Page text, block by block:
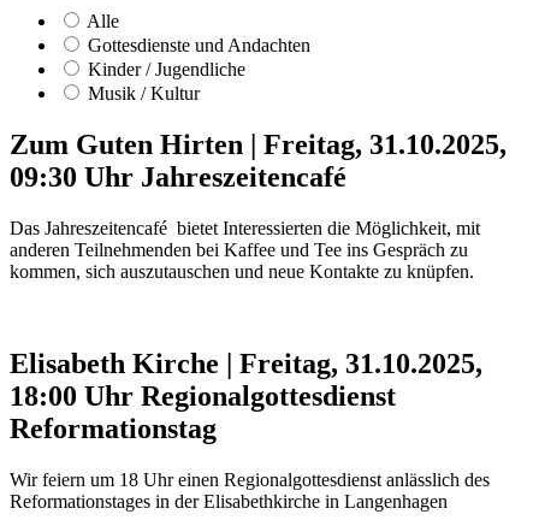
Alle
Gottesdienste und Andachten
Kinder / Jugendliche
Musik / Kultur
Zum Guten Hirten | Freitag, 31.10.2025,
09:30 Uhr Jahreszeitencafé
Das Jahreszeitencafé bietet Interessierten die Möglichkeit, mit
anderen Teilnehmenden bei Kaffee und Tee ins Gespräch zu
kommen, sich auszutauschen und neue Kontakte zu knüpfen.
Elisabeth Kirche | Freitag, 31.10.2025,
18:00 Uhr Regionalgottesdienst
Reformationstag
Wir feiern um 18 Uhr einen Regionalgottesdienst anlässlich des
Reformationstages in der Elisabethkirche in Langenhagen